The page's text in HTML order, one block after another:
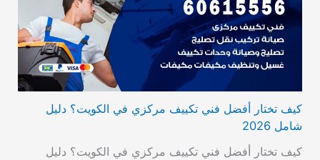
كيف تختار أفضل فني تكييف مركزي في الكويت؟ دليل
شامل 2026
كيف تختار أفضل فني تكييف مركزي في الكويت؟ دليل